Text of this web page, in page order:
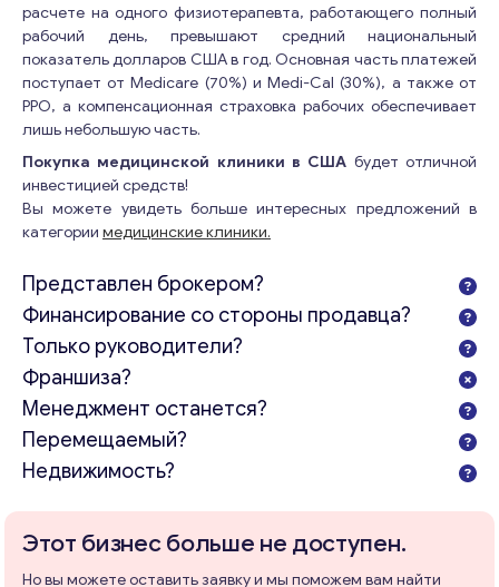
расчете на одного физиотерапевта, работающего полный
рабочий день, превышают средний национальный
показатель долларов США в год. Основная часть платежей
поступает от Medicare (70%) и Medi-Cal (30%), а также от
PPO, а компенсационная страховка рабочих обеспечивает
лишь небольшую часть.
Покупка медицинской клиники в США будет отличной
инвестицией средств!
Вы можете увидеть больше интересных предложений в
категории медицинские клиники.
Представлен брокером?
Финансирование со стороны продавца?
Только руководители?
Франшиза?
Менеджмент останется?
Перемещаемый?
Недвижимость?
Этот бизнес больше не доступен.
Но вы можете оставить заявку и мы поможем вам найти